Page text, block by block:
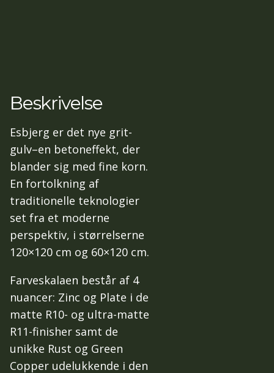
Beskrivelse
Esbjerg er det nye grit-
gulv–en betoneffekt, der
blander sig med fine korn.
En fortolkning af
traditionelle teknologier
set fra et moderne
perspektiv, i størrelserne
120×120 cm og 60×120 cm.
Farveskalaen består af 4
nuancer: Zinc og Plate i de
matte R10- og ultra-matte
R11-finisher samt de
unikke Rust og Green
Copper udelukkende i den